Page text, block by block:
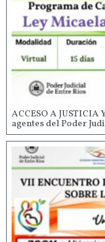
ACCESO A
agentes del Poder